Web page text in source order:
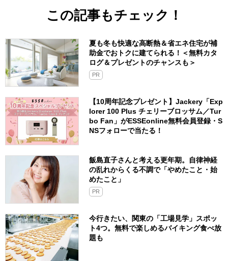
この記事もチェック！
夏も冬も快適な高断熱＆省エネ住宅が補
助金でおトクに建てられる！＜無料カタ
ログ＆プレゼントのチャンスも＞
PR
【10周年記念プレゼント】Jackery「Exp
lorer 100 Plus チェリーブロッサム／Tur
bo Fan」がESSEonline無料会員登録・S
NSフォローで当たる！
飯島直子さんと考える更年期。自律神経
の乱れからくる不調で「やめたこと・始
めたこと」
PR
今行きたい、関東の「工場見学」スポッ
ト4つ。無料で楽しめるバイキング食べ放
題も